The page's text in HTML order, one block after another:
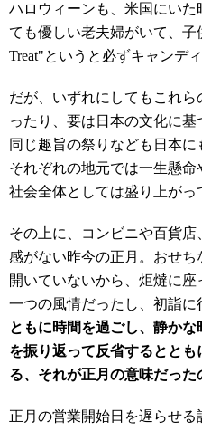
ハロウィーンも、米国にい
ても優しい老夫婦がいて、子
Treat"というと必ずキャンデ
だが、いずれにしてもこれ
ったり、要は日本の文化に
同じ趣旨の祭りなども日本
それぞれの地元では一生懸命
社会全体としては盛り上がっ
その上に、コンビニや百貨
感がない昨今の正月。おせ
開いていないから、炬燵に
一つの風情だったし、初詣に
ともに時間を過ごし、静か
を振り返って反省するとと
る、それが正月の意味だった
正月の営業開始日を遅らせ